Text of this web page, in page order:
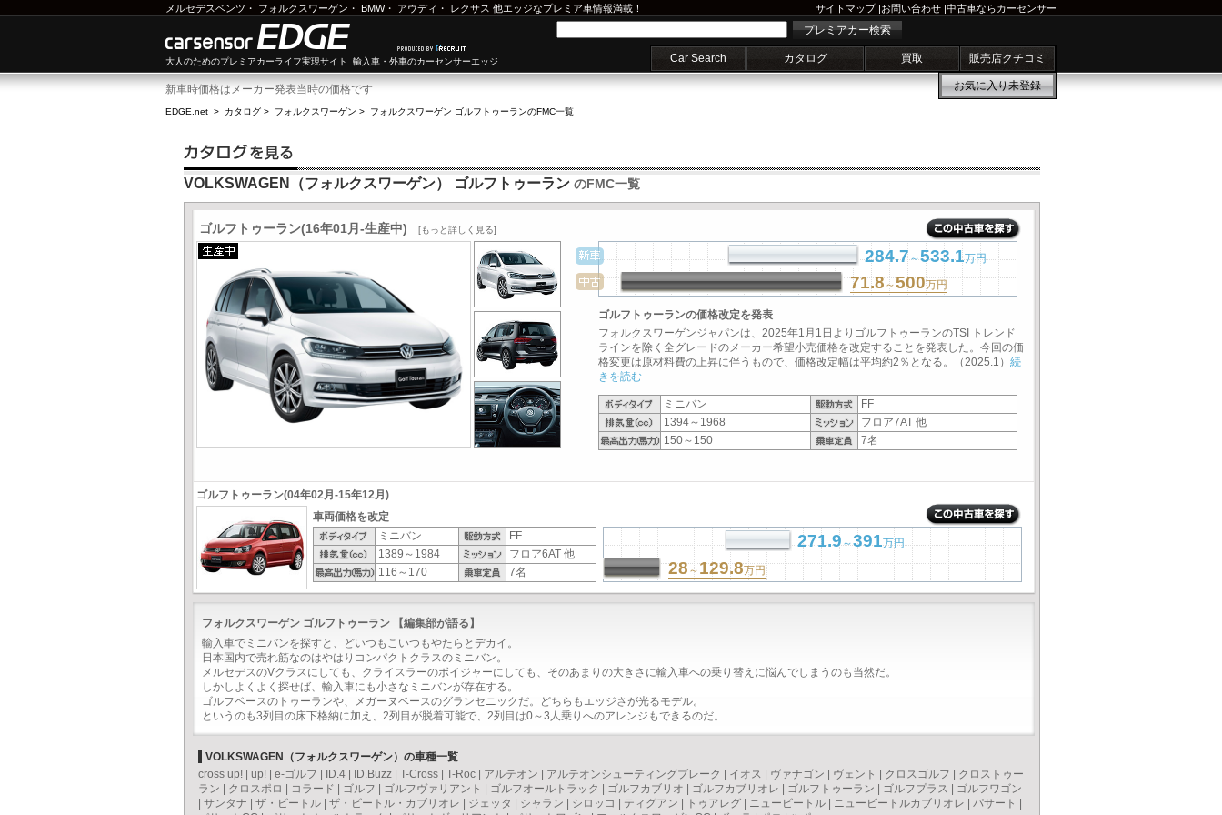
メルセデスベンツ ・ フォルクスワーゲン ・ BMW・ アウディ ・ レクサス 他エッジなプレミア車情報満載！ サイトマップ|お問い合わせ |中古車ならカーセンサー
大人のためのプレミアカーライフ実現サイト 輸入車・外車のカーセンサーエッジ
プレミアカー検索
Car Search カタログ 買取 販売店クチコミ
お気に入り未登録
新車時価格はメーカー発表当時の価格です
EDGE.net > カタログ > フォルクスワーゲン > フォルクスワーゲン ゴルフトゥーランのFMC一覧
VOLKSWAGEN（フォルクスワーゲン） ゴルフトゥーラン のFMC一覧
ゴルフトゥーラン(16年01月-生産中) [もっと詳しく見る]
284.7～533.1万円
71.8～500万円
ゴルフトゥーランの価格改定を発表
フォルクスワーゲンジャパンは、2025年1月1日よりゴルフトゥーランのTSI トレンド
ラインを除く全グレードのメーカー希望小売価格を改定することを発表した。今回の価
格変更は原材料費の上昇に伴うもので、価格改定幅は平均約2％となる。（2025.1） 続
きを読む
ミニバン
FF
1394～1968
フロア7AT 他
150～150
7名
ゴルフトゥーラン(04年02月-15年12月)
車両価格を改定
ミニバン
FF
1389～1984
フロア6AT 他
116～170
7名
271.9～391万円
28 ～129.8万円
フォルクスワーゲン ゴルフトゥーラン 【編集部が語る】
輸入車でミニバンを探すと、どいつもこいつもやたらとデカイ。
日本国内で売れ筋なのはやはりコンパクトクラスのミニバン。
メルセデスのVクラスにしても、クライスラーのボイジャーにしても、そのあまりの大きさに輸入車への乗り替えに悩んでしまうのも当然だ。
しかしよくよく探せば、輸入車にも小さなミニバンが存在する。
ゴルフベースのトゥーランや、メガーヌベースのグランセニックだ。どちらもエッジさが光るモデル。
というのも3列目の床下格納に加え、2列目が脱着可能で、2列目は0～3人乗りへのアレンジもできるのだ。
VOLKSWAGEN（フォルクスワーゲン）の車種一覧
cross up!
up! e-ゴルフ ID.4 ID.Buzz T-Cross T-Roc アルテオン アルテオンシューティングブレーク イオス ヴァナゴン ヴェント クロスゴルフ
クロストゥー
ラン
クロスポロ コラード ゴルフ ゴルフヴァリアント ゴルフオールトラック ゴルフカブリオ ゴルフカブリオレ ゴルフトゥーラン ゴルフプラス
ゴルフワゴン
サンタナ ザ・ビートル ザ・ビートル・カブリオレ ジェッタ シャラン シロッコ ティグアン トゥアレグ ニュービートル ニュービートルカブリオレ パサート